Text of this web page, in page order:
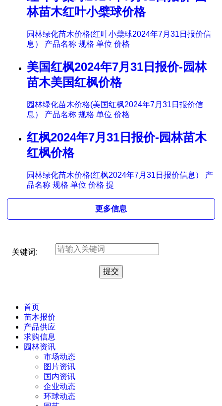
林苗木红叶小檗球价格
园林绿化苗木价格(红叶小檗球2024年7月31日报价信
息） 产品名称 规格 单位 价格
美国红枫2024年7月31日报价-园林
苗木美国红枫价格
园林绿化苗木价格(美国红枫2024年7月31日报价信
息） 产品名称 规格 单位 价格
红枫2024年7月31日报价-园林苗木
红枫价格
园林绿化苗木价格(红枫2024年7月31日报价信息） 产
品名称 规格 单位 价格 提
更多信息
关键词:
首页
苗木报价
产品供应
求购信息
园林资讯
市场动态
图片资讯
国内资讯
企业动态
环球动态